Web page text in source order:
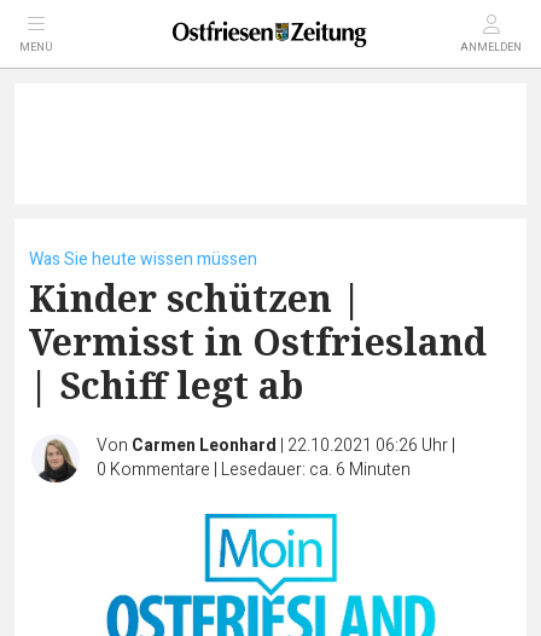
MENÜ ANMELDEN
Was Sie heute wissen müssen
Kinder schützen |
Vermisst in Ostfriesland
| Schiff legt ab
Von Carmen Leonhard | 22.10.2021 06:26 Uhr|
0 Kommentare | Lesedauer: ca. 6 Minuten